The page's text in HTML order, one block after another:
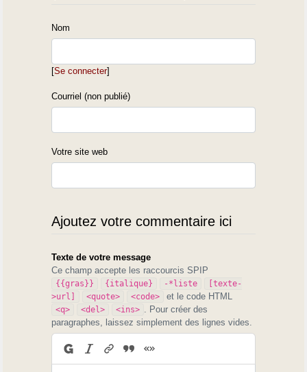
Nom
[Se connecter]
Courriel (non publié)
Votre site web
Ajoutez votre commentaire ici
Texte de votre message
Ce champ accepte les raccourcis SPIP
{{gras}} {italique} -*liste
[texte-
>url]
<quote> <code> et le code HTML
<q> <del> <ins>
. Pour créer des
paragraphes, laissez simplement des lignes vides.